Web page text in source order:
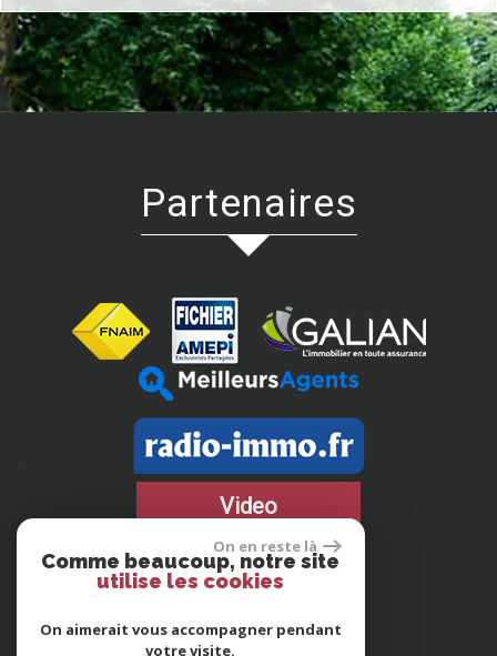
partenaires
Video
On en reste là
Comme beaucoup, notre site
utilise les cookies
On aimerait vous accompagner pendant
votre visite.